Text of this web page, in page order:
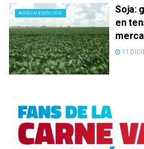
AGRONEGOCIOS
Soja:
en
11